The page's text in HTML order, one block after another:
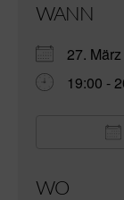
WANN
27.
19:00 -
WO